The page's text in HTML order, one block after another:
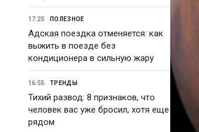
17:25 ПОЛЕЗНОЕ
Адская поездка отменяется: как
выжить в поезде без
кондиционера в сильную жару
16:55 ТРЕНДЫ
Тихий развод: 8 признаков, что
человек вас уже бросил, хотя еще
рядом